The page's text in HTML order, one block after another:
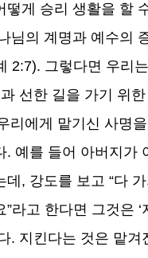
떻게 승리 생활을 할
님의 계명과 예수의
2:7). 그렇다면 우리
선한 길을 가기 위한
리에게 맡기신 사명을
. 예를 들어 아버지가
, 강도를 보고 “다
”라고 한다면 그것은 ‘
. 지킨다는 것은 맡겨